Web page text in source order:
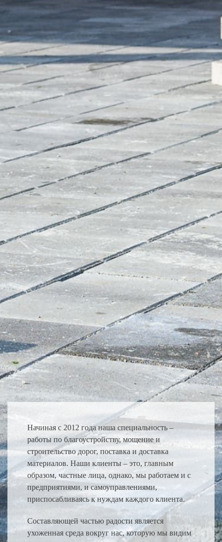
Начиная с 2012 года наша специальность –
работы по благоустройству, мощение и
строительство дорог, поставка и доставка
материалов. Наши клиенты – это, главным
образом, частные лица, однако, мы работаем и с
предприятиями, и самоуправлениями,
приспосабливаясь к нуждам каждого клиента.
Составляющей частью радости является
ухоженная среда вокруг нас, которую мы видим